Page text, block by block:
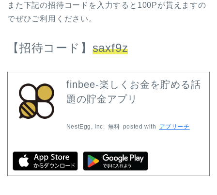
また下記の招待コードを入力すると100Pが貰えますの
でぜひご利用ください。
【招待コード】 saxf9z
finbee-楽しくお金を貯める話
題の貯金アプリ
NestEgg, Inc. 無料 posted with アプリーチ